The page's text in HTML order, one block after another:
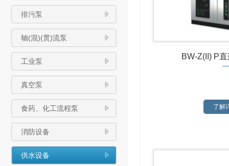
排污泵
轴(混)(贯)流泵
工业泵
真空泵
食药、化工流程泵
消防设备
供水设备
BW-Z(II) P
了解